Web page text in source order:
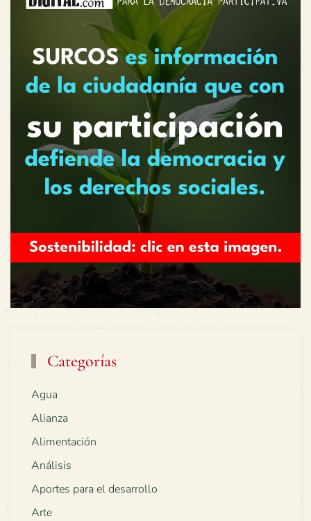
Categorías
Agua
Alianza
Alimentación
Análisis
Aportes para el desarrollo
Arte